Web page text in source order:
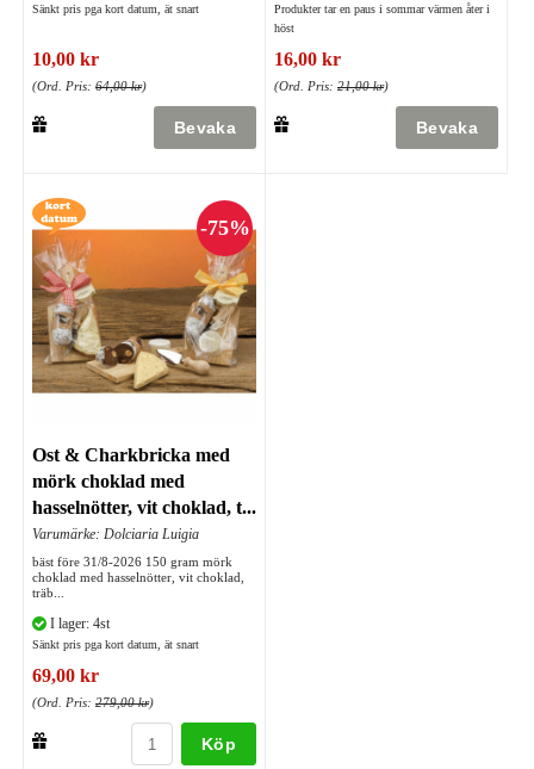
Sänkt pris pga kort datum, ät snart
10,00 kr
(Ord. Pris: 64,00 kr)
Produkter tar en paus i sommar värmen åter i
höst
16,00 kr
(Ord. Pris: 21,00 kr)
Ost & Charkbricka med
mörk choklad med
hasselnötter, vit choklad, t...
Varumärke: Dolciaria Luigia
bäst före 31/8-2026 150 gram mörk
choklad med hasselnötter, vit choklad,
träb...
I lager: 4st
Sänkt pris pga kort datum, ät snart
69,00 kr
(Ord. Pris: 279,00 kr)
Köp